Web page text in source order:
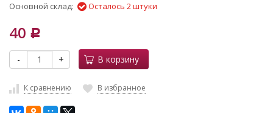
Основной склад: Осталось 2 штуки
40 Р
- + В корзину
К сравнению В избранное